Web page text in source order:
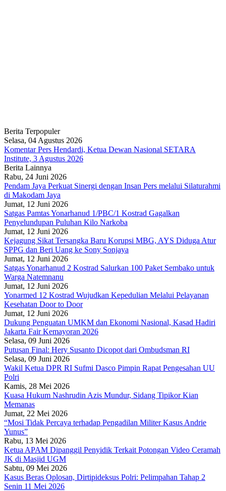
Berita Terpopuler
Selasa, 04 Agustus 2026
Komentar Pers Hendardi, Ketua Dewan Nasional SETARA
Institute, 3 Agustus 2026
Berita Lainnya
Rabu, 24 Juni 2026
Pendam Jaya Perkuat Sinergi dengan Insan Pers melalui Silaturahmi
di Makodam Jaya
Jumat, 12 Juni 2026
Satgas Pamtas Yonarhanud 1/PBC/1 Kostrad Gagalkan
Penyelundupan Puluhan Kilo Narkoba
Jumat, 12 Juni 2026
Kejagung Sikat Tersangka Baru Korupsi MBG, AYS Diduga Atur
SPPG dan Beri Uang ke Sony Sonjaya
Jumat, 12 Juni 2026
Satgas Yonarhanud 2 Kostrad Salurkan 100 Paket Sembako untuk
Warga Natemnanu
Jumat, 12 Juni 2026
Yonarmed 12 Kostrad Wujudkan Kepedulian Melalui Pelayanan
Kesehatan Door to Door
Jumat, 12 Juni 2026
Dukung Penguatan UMKM dan Ekonomi Nasional, Kasad Hadiri
Jakarta Fair Kemayoran 2026
Selasa, 09 Juni 2026
Putusan Final: Hery Susanto Dicopot dari Ombudsman RI
Selasa, 09 Juni 2026
Wakil Ketua DPR RI Sufmi Dasco Pimpin Rapat Pengesahan UU
Polri
Kamis, 28 Mei 2026
Kuasa Hukum Nashrudin Azis Mundur, Sidang Tipikor Kian
Memanas
Jumat, 22 Mei 2026
“Mosi Tidak Percaya terhadap Pengadilan Militer Kasus Andrie
Yunus”
Rabu, 13 Mei 2026
Ketua APAM Dipanggil Penyidik Terkait Potongan Video Ceramah
JK di Masjid UGM
Sabtu, 09 Mei 2026
Kasus Beras Oplosan, Dirtipideksus Polri: Pelimpahan Tahap 2
Senin 11 Mei 2026